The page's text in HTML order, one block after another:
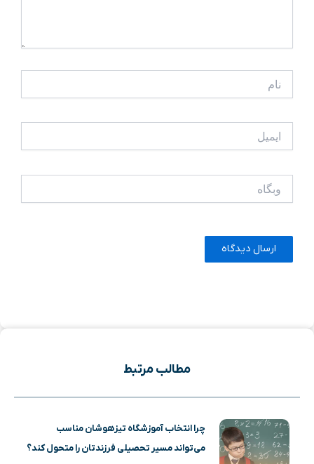
مطالب مرتبط
چرا انتخاب آموزشگاه تیزهوشان مناسب
می‌تواند مسیر تحصیلی فرزندتان را متحول کند؟